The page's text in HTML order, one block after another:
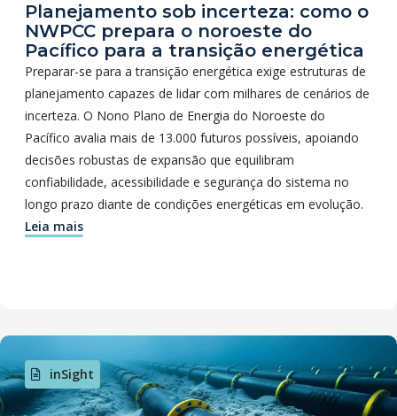
Planejamento sob incerteza: como o
NWPCC prepara o noroeste do
Pacífico para a transição energética
Preparar-se para a transição energética exige estruturas de
planejamento capazes de lidar com milhares de cenários de
incerteza. O Nono Plano de Energia do Noroeste do
Pacífico avalia mais de 13.000 futuros possíveis, apoiando
decisões robustas de expansão que equilibram
confiabilidade, acessibilidade e segurança do sistema no
longo prazo diante de condições energéticas em evolução.
Leia mais
inSight